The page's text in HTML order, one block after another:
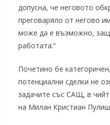
допусна, че неговото
преговаряло от негово
може да е възможно,
работата.“
Почетино бе
потенциални сделки не
задачите със САЩ, в
на Милан Кристиан